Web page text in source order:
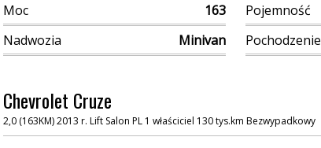
Moc
163 Pojemność
Nadwozia
Minivan Pochodzenie
Chevrolet Cruze
2,0 (163KM) 2013 r. Lift Salon PL 1 właściciel 130 tys.km Bezwypadkowy